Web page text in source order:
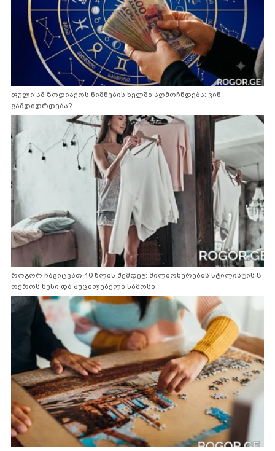
ფული ამ ზოდიაქოს ნიშნების ხელში აღმოჩნდება: ვინ
გამდიდრდება?
როგორ ჩავიცვათ 40 წლის შემდეგ: მილიონერების სტილისტის 8
ოქროს წესი და აუცილებელი სამოსი